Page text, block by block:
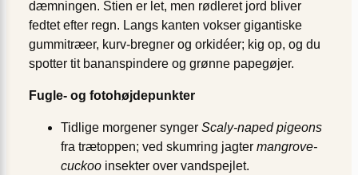
dæmningen. Stien er let, men rødleret jord bliver
fedtet efter regn. Langs kanten vokser gigantiske
gummitræer, kurv-bregner og orkidéer; kig op, og du
spotter tit bananspindere og grønne papegøjer.
Fugle- og fotohøjdepunkter
Tidlige morgener synger Scaly-naped pigeons
fra trætoppen; ved skumring jagter mangrove-
cuckoo insekter over vandspejlet.